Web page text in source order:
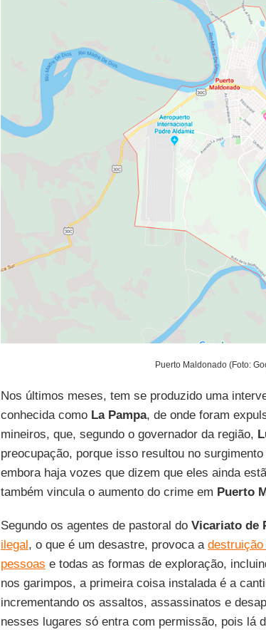
Puerto Maldonado (Foto:
Nos últimos meses, tem se produzido uma
conhecida como La Pampa, de onde foram
mineiros, que, segundo o governador da região,
preocupação, porque isso resultou no
embora haja vozes que dizem que eles ainda
também vincula o aumento do crime em Puerto
Segundo os agentes de pastoral do Vicariato de
ilegal , o que é um desastre, provoca a destruição
pessoas e todas as formas de exploração,
nos garimpos, a primeira coisa instalada é a
incrementando os assaltos, assassinatos e
nesses lugares só entra com permissão, pois lá